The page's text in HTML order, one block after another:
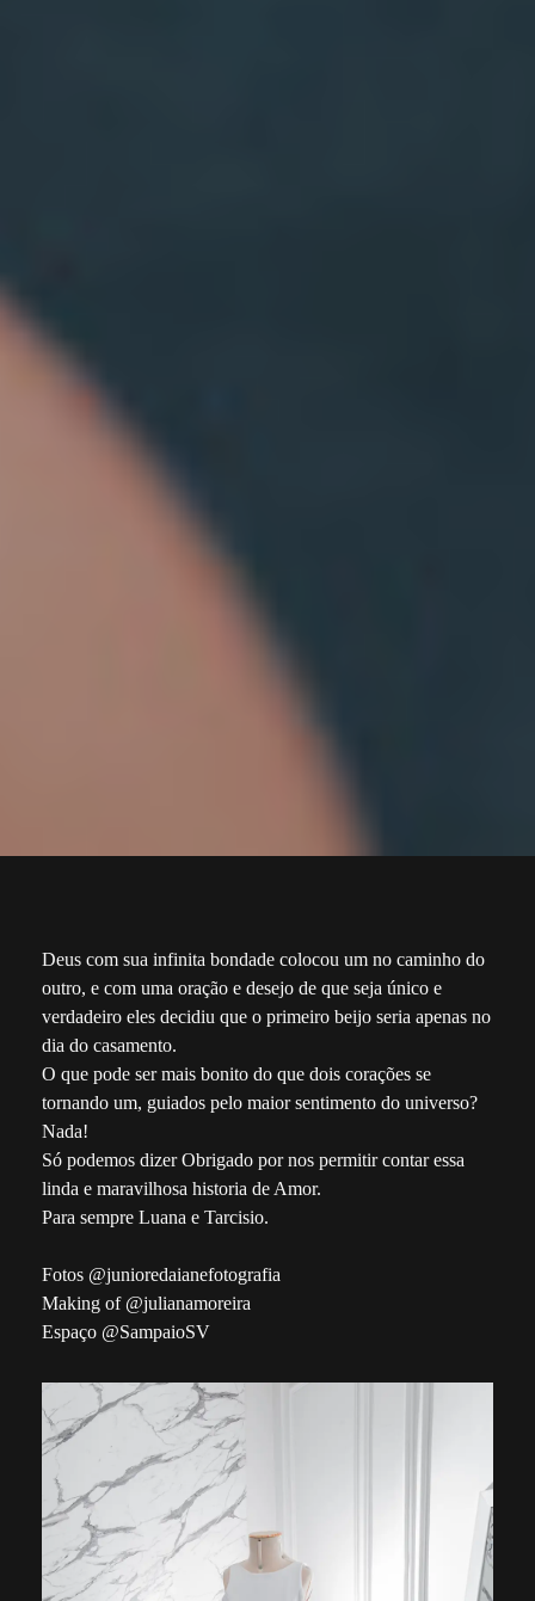
Deus com sua infinita bondade colocou um no caminho do
outro, e com uma oração e desejo de que seja único e
verdadeiro eles decidiu que o primeiro beijo seria apenas no
dia do casamento.
O que pode ser mais bonito do que dois corações se
tornando um, guiados pelo maior sentimento do universo?
Nada!
Só podemos dizer Obrigado por nos permitir contar essa
linda e maravilhosa historia de Amor.
Para sempre Luana e Tarcisio.
Fotos @junioredaianefotografia
Making of @julianamoreira
Espaço @SampaioSV